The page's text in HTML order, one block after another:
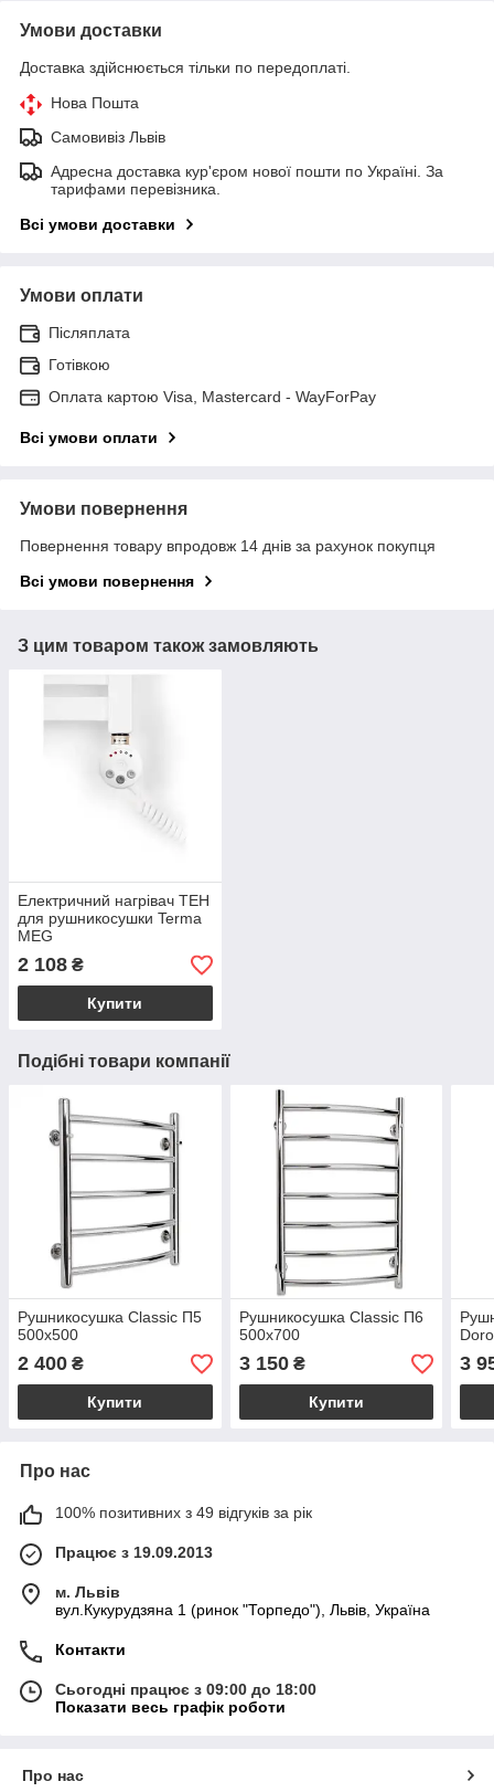
Умови доставки
Доставка здійснюється тільки по передоплаті.
Нова Пошта
Самовивіз Львів
Адресна доставка кур'єром нової пошти по Україні. За
тарифами перевізника.
Всі умови доставки
Умови оплати
Післяплата
Готівкою
Оплата картою Visa, Mastercard - WayForPay
Всі умови оплати
Умови повернення
Повернення товару впродовж 14 днів за рахунок покупця
Всі умови повернення
З цим товаром також замовляють
Електричний нагрівач ТЕН
для рушникосушки Terma
MEG
2 108 ₴
Купити
Подібні товари компанії
Рушникосушка Classic П5
500х500
2 400 ₴
Купити
Рушникосушка Classic П6
500х700
3 150₴
Купити
3
Про нас
100% позитивних з 49 відгуків за рік
Працює з 19.09.2013
м. Львів
вул.Кукурудзяна 1 (ринок "Торпедо"), Львів, Україна
Контакти
Сьогодні працює з 09:00 до 18:00
Показати весь графік роботи
Про нас